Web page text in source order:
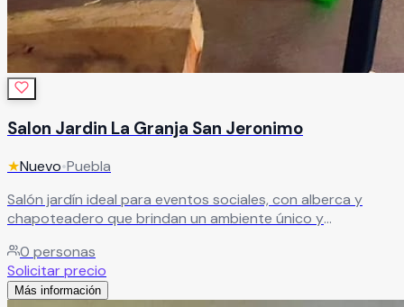
Salon Jardin La Granja San Jeronimo
★Nuevo•Puebla
Salón jardín ideal para eventos sociales, con alberca y
chapoteadero que brindan un ambiente único y
alimentos, adaptados a tus necesidades.
0 personas
Solicitar precio
Más información